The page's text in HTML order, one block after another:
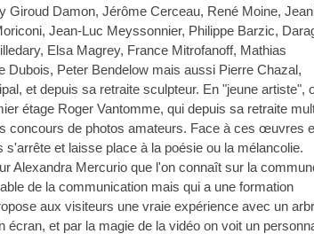
Giroud Damon, Jérôme Cerceau, René Moine,
Jean-Luc Meyssonnier, Philippe Barzic,
Elsa Magrey, France Mitrofanoff, Mathias
Dubois, Peter Bendelow mais aussi Pierre Chazal,
et depuis sa retraite sculpteur. En "jeune artiste",
étage Roger Vantomme, qui depuis sa retraite
concours de photos amateurs. Face à ces œuvres
s'arrête et laisse place à la poésie ou la mélancolie.
Alexandra Mercurio que l'on connaît sur la
de la communication mais qui a une formation
aux visiteurs une vraie expérience avec un
écran, et par la magie de la vidéo on voit un